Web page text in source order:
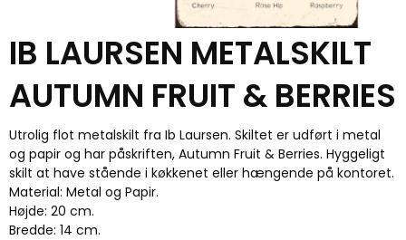
IB LAURSEN METALSKILT
AUTUMN FRUIT & BERRIES
Utrolig flot metalskilt fra Ib Laursen. Skiltet er udført i metal
og papir og har påskriften, Autumn Fruit & Berries. Hyggeligt
skilt at have stående i køkkenet eller hængende på kontoret.
Material: Metal og Papir.
Højde: 20 cm.
Bredde: 14 cm.